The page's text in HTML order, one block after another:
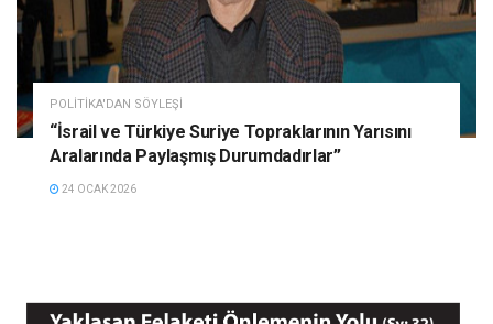
POLITIKA'DAN SÖYLEŞI
“İsrail ve Türkiye Suriye Topraklarının Yarısını
Aralarında Paylaşmış Durumdadırlar”
24 OCAK 2026